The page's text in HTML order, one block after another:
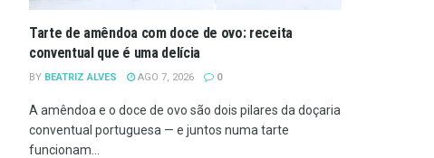
Tarte de amêndoa com doce de ovo: receita
conventual que é uma delícia
BY BEATRIZ ALVES AGO 7, 2026 0
A amêndoa e o doce de ovo são dois pilares da doçaria
conventual portuguesa — e juntos numa tarte
funcionam...